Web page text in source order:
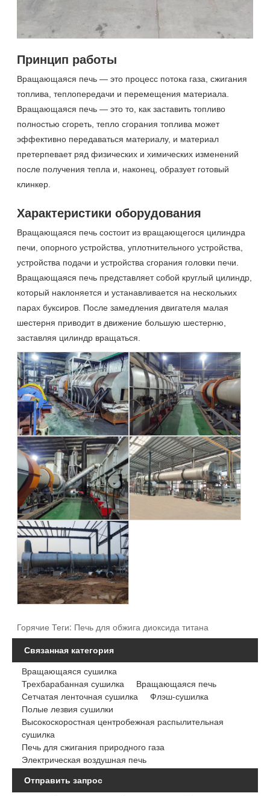
Принцип работы
Вращающаяся печь — это процесс потока газа, сжигания
топлива, теплопередачи и перемещения материала.
Вращающаяся печь — это то, как заставить топливо
полностью сгореть, тепло сгорания топлива может
эффективно передаваться материалу, и материал
претерпевает ряд физических и химических изменений
после получения тепла и, наконец, образует готовый
клинкер.
Характеристики оборудования
Вращающаяся печь состоит из вращающегося цилиндра
печи, опорного устройства, уплотнительного устройства,
устройства подачи и устройства сгорания головки печи.
Вращающаяся печь представляет собой круглый цилиндр,
который наклоняется и устанавливается на нескольких
парах буксиров. После замедления двигателя малая
шестерня приводит в движение большую шестерню,
заставляя цилиндр вращаться.
Горячие Теги: Печь для обжига диоксида титана
Связанная категория
Вращающаяся сушилка
Трехбарабанная сушилка
Вращающаяся печь
Сетчатая ленточная сушилка
Флэш-сушилка
Полые лезвия сушилки
Высокоскоростная центробежная распылительная
сушилка
Печь для сжигания природного газа
Электрическая воздушная печь
Отправить запрос